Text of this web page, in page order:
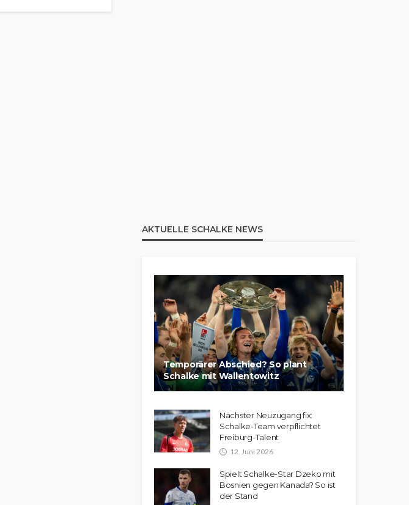
AKTUELLE SCHALKE NEWS
Temporärer Abschied? So plant
Schalke mit Wallentowitz
Nächster Neuzugang fix:
Schalke-Team verpflichtet
Freiburg-Talent
12. Juni 2026
Spielt Schalke-Star Dzeko mit
Bosnien gegen Kanada? So ist
der Stand